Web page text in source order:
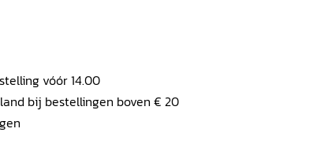
vóór 14.00
bij bestellingen boven € 20